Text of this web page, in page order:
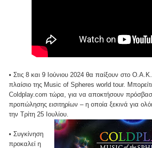
• Στις 8 και 9 Ιούνιου 2024 θα παίξουν στο
πλαίσιο της Music of Spheres world tour.
Coldplay.com τώρα, για να αποκτήσουν
προπώλησης εισιτηρίων – η οποία ξεκινά για
την Τρίτη 25 Ιουλίου.
• Συγκίνηση
προκαλεί η